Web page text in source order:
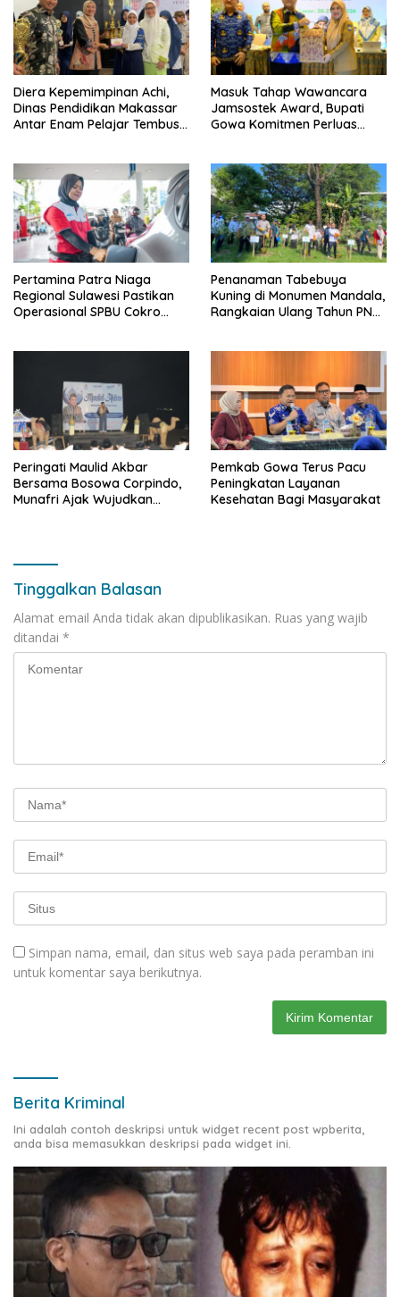
Diera Kepemimpinan Achi,
Dinas Pendidikan Makassar
Antar Enam Pelajar Tembus
Masuk Tahap Wawancara
Jamsostek Award, Bupati
Gowa Komitmen Perluas
Pertamina Patra Niaga
Regional Sulawesi Pastikan
Operasional SPBU Cokro
Penanaman Tabebuya
Kuning di Monumen Mandala,
Rangkaian Ulang Tahun PNM
Peringati Maulid Akbar
Bersama Bosowa Corpindo,
Munafri Ajak Wujudkan
Pemkab Gowa Terus Pacu
Peningkatan Layanan
Kesehatan Bagi Masyarakat
Tinggalkan Balasan
Alamat email Anda tidak akan dipublikasikan. Ruas yang wajib
ditandai *
Simpan nama, email, dan situs web saya pada peramban ini
untuk komentar saya berikutnya.
Berita Kriminal
Ini adalah contoh deskripsi untuk widget recent post wpberita,
anda bisa memasukkan deskripsi pada widget ini.